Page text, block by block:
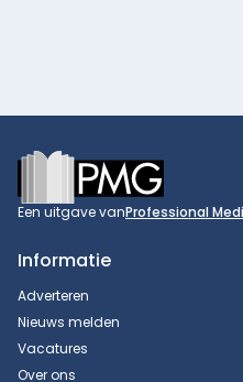
Footer
Een uitgave vanProfessional
Informatie
Adverteren
Nieuws melden
Vacatures
Over ons